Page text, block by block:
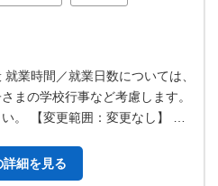
業時間／就業日数については、
まの学校行事など考慮します。
。 【変更範囲：変更なし】 ※
詳細を見る